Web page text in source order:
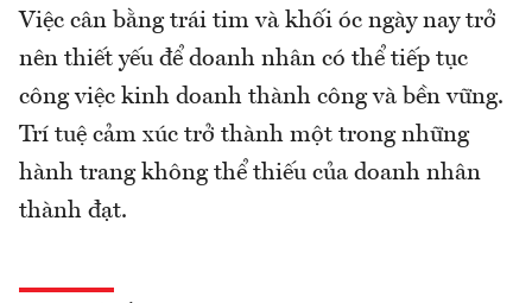
Việc cân bằng trái tim và khối óc ngày nay trở
nên thiết yếu để doanh nhân có thể tiếp tục
công việc kinh doanh thành công và bền vững.
Trí tuệ cảm xúc trở thành một trong những
hành trang không thể thiếu của doanh nhân
thành đạt.